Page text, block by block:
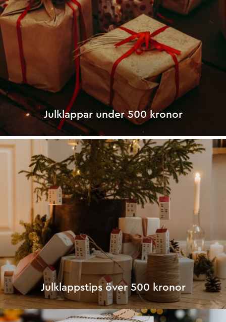
Julklappar under 500 kronor
Julklappstips över 500 kronor